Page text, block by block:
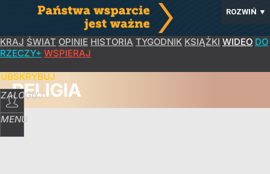
ROZWIŃ ▼
KRAJ ŚWIAT OPINIE HISTORIA TYGODNIK KSIĄŻKI WIDEO DO
RZECZY+ WSPIERAJ
ZALOGUJ
MENU
RELIGIA